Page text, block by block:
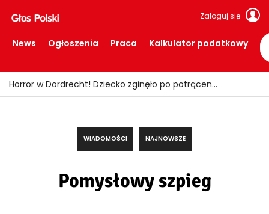
Zaloguj się
News Ogłoszenia Praca Kalkulator podatkowy
Fałszywi policjanci okradali seniorów! Wpadli z łupem i podrobionymi mundurami
WIADOMOŚCI NAJNOWSZE
Pomysłowy szpieg